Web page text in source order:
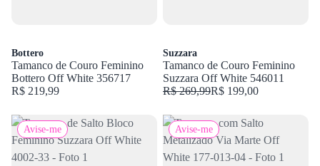
Bottero
Tamanco de Couro Feminino
Bottero Off White 356717
R$ 219,99
Suzzara
Tamanco de Couro Feminino
Suzzara Off White 546011
R$ 269,99R$ 199,00
Avise-me Avise-me